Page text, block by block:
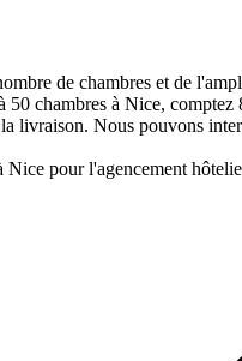
de chambres et de
50 chambres à Nice, comptez
livraison. Nous pouvons
Nice pour l'agencement